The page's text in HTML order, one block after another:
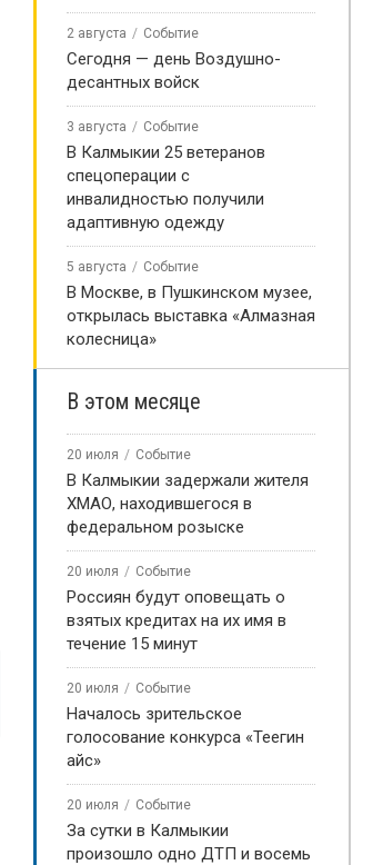
2 августа Событие
Сегодня — день Воздушно-
десантных войск
3 августа Событие
В Калмыкии 25 ветеранов
спецоперации с
инвалидностью получили
адаптивную одежду
5 августа Событие
В Москве, в Пушкинском музее,
открылась выставка «Алмазная
колесница»
В этом месяце
20 июля Событие
В Калмыкии задержали жителя
ХМАО, находившегося в
федеральном розыске
20 июля Событие
Россиян будут оповещать о
взятых кредитах на их имя в
течение 15 минут
20 июля Событие
Началось зрительское
голосование конкурса «Теегин
айс»
20 июля Событие
За сутки в Калмыкии
произошло одно ДТП и восемь